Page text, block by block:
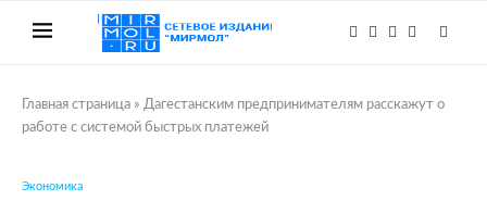
Главная страница » Дагестанским предпринимателям расскажут о
работе с системой быстрых платежей
Экономика